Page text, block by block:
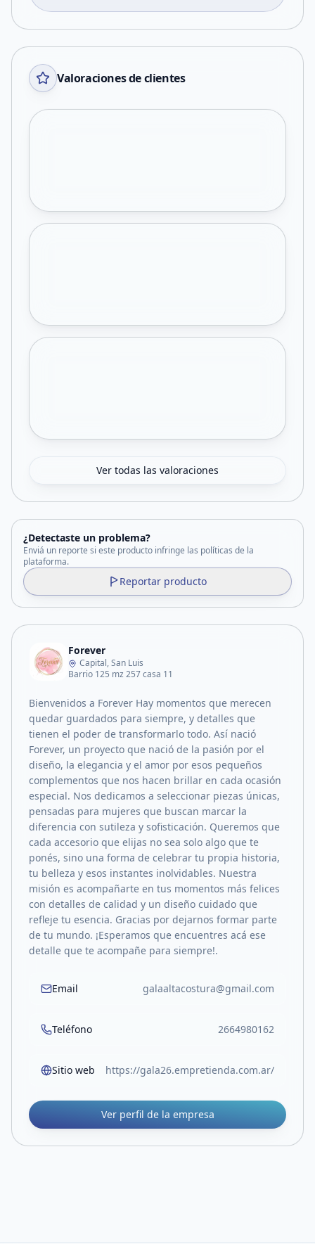
Valoraciones de clientes
Ver todas las valoraciones
¿Detectaste un problema?
Enviá un reporte si este producto infringe las políticas de la
plataforma.
Reportar producto
Forever
Capital, San Luis
Barrio 125 mz 257 casa 11
Bienvenidos a Forever Hay momentos que merecen
quedar guardados para siempre, y detalles que
tienen el poder de transformarlo todo. Así nació
Forever, un proyecto que nació de la pasión por el
diseño, la elegancia y el amor por esos pequeños
complementos que nos hacen brillar en cada ocasión
especial. Nos dedicamos a seleccionar piezas únicas,
pensadas para mujeres que buscan marcar la
diferencia con sutileza y sofisticación. Queremos que
cada accesorio que elijas no sea solo algo que te
ponés, sino una forma de celebrar tu propia historia,
tu belleza y esos instantes inolvidables. Nuestra
misión es acompañarte en tus momentos más felices
con detalles de calidad y un diseño cuidado que
refleje tu esencia. Gracias por dejarnos formar parte
de tu mundo. ¡Esperamos que encuentres acá ese
detalle que te acompañe para siempre!.
Email galaaltacostura@gmail.com
Teléfono 2664980162
Sitio web https://gala26.empretienda.com.ar/
Ver perfil de la empresa